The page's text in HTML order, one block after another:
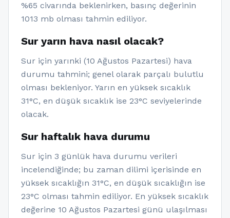
%65 civarında beklenirken, basınç değerinin
1013 mb olması tahmin ediliyor.
Sur yarın hava nasıl olacak?
Sur için yarınki (10 Ağustos Pazartesi) hava
durumu tahmini; genel olarak parçalı bulutlu
olması bekleniyor. Yarın en yüksek sıcaklık
31°C, en düşük sıcaklık ise 23°C seviyelerinde
olacak.
Sur haftalık hava durumu
Sur için 3 günlük hava durumu verileri
incelendiğinde; bu zaman dilimi içerisinde en
yüksek sıcaklığın 31°C, en düşük sıcaklığın ise
23°C olması tahmin ediliyor. En yüksek sıcaklık
değerine 10 Ağustos Pazartesi günü ulaşılması